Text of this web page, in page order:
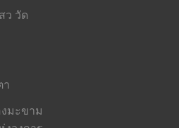
ว วัด
มะขาม